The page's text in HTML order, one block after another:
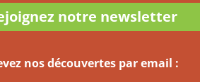
notre newsletter
nos découvertes par email :